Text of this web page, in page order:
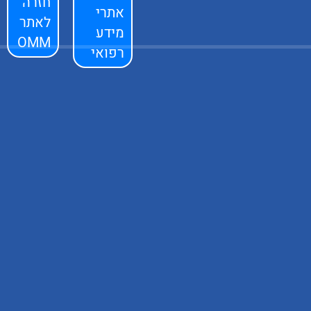
אתרי
מידע
רפואי
לאתר
OMM